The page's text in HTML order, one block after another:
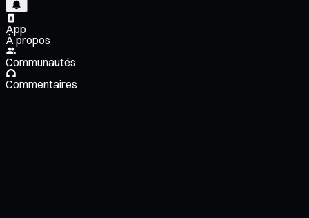
App
À propos
Communautés
Commentaires